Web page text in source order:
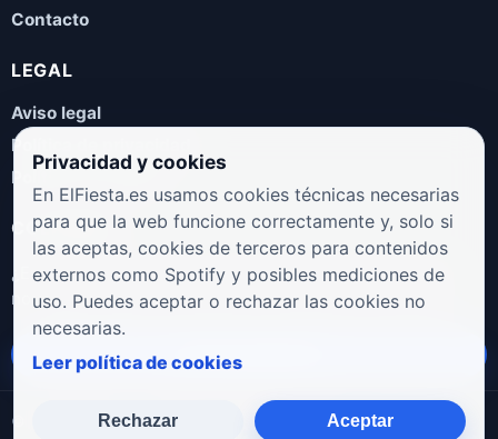
Contacto
LEGAL
Aviso legal
Política de privacidad
Política de cookies
COLABORA
¿Eres artista, manager, sello o promotor? Envíanos tus
novedades, galas, entrevistas o propuestas musicales.
Enviar propuesta
© 2026 ElFiesta.es Noticias · Galas · Entrevistas · Música
Privacidad y cookies
En ElFiesta.es usamos cookies técnicas necesarias
para que la web funcione correctamente y, solo si
las aceptas, cookies de terceros para contenidos
externos como Spotify y posibles mediciones de
uso. Puedes aceptar o rechazar las cookies no
necesarias.
Leer política de cookies
Rechazar Aceptar